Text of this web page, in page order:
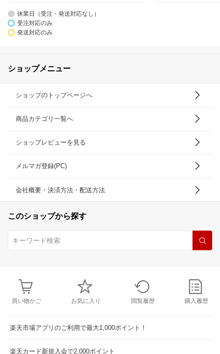
休業日（受注・発送対応なし）
受注対応のみ
発送対応のみ
ショップメニュー
ショップのトップページへ
商品カテゴリ一覧へ
ショップレビューを見る
メルマガ登録(PC)
会社概要・決済方法・配送方法
このショップから探す
買い物かご お気に入り 閲覧履歴 購入履歴
楽天市場アプリのご利用で最大1,000ポイント！
楽天カード新規入会で2,000ポイント